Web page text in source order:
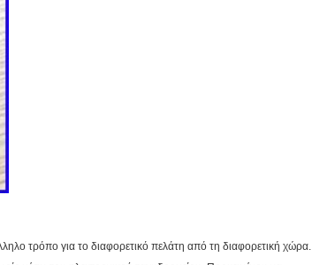
τρόπο για το διαφορετικό πελάτη από τη διαφορετική χώρα.